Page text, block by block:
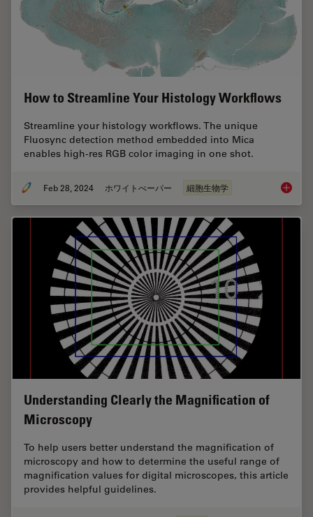
How to Streamline Your Histology Workflows
Streamline your histology workflows. The unique
Fluosync detection method embedded into Mica
enables high-res RGB color imaging in one shot.
Feb 28, 2024 ホワイトぺーパー 細胞生物学 How to
Understanding Clearly the Magnification of
Microscopy
To help users better understand the magnification of
microscopy and how to determine the useful range of
magnification values for digital microscopes, this article
provides helpful guidelines.